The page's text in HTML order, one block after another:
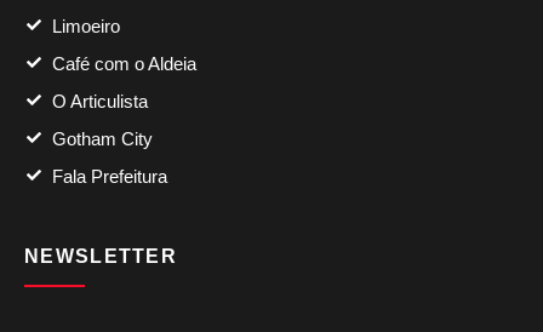
Limoeiro
Café com o Aldeia
O Articulista
Gotham City
Fala Prefeitura
NEWSLETTER